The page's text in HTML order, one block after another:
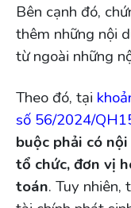
Bên cạnh đó,
thêm những nội
từ ngoài những
Theo đó, tại
số 56/2024/
buộc phải có
tổ chức, đơn vị
toán. Tuy nhiên,